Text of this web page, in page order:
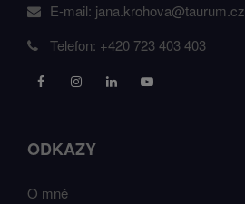
E-mail: jana.krohova@taurum.cz
Telefon: +420 723 403 403
ODKAZY
O mně